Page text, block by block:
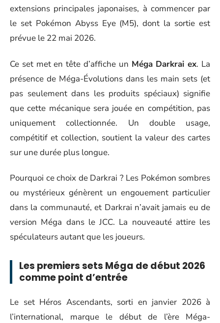
extensions principales japonaises, à commencer par
le set Pokémon Abyss Eye (M5), dont la sortie est
prévue le 22 mai 2026.
Ce set met en tête d’affiche un Méga Darkrai ex. La
présence de Méga-Évolutions dans les main sets (et
pas seulement dans les produits spéciaux) signifie
que cette mécanique sera jouée en compétition, pas
uniquement collectionnée. Un double usage,
compétitif et collection, soutient la valeur des cartes
sur une durée plus longue.
Pourquoi ce choix de Darkrai ? Les Pokémon sombres
ou mystérieux génèrent un engouement particulier
dans la communauté, et Darkrai n’avait jamais eu de
version Méga dans le JCC. La nouveauté attire les
spéculateurs autant que les joueurs.
Les premiers sets Méga de début 2026
comme point d’entrée
Le set Héros Ascendants, sorti en janvier 2026 à
l’international, marque le début de l’ère Méga-